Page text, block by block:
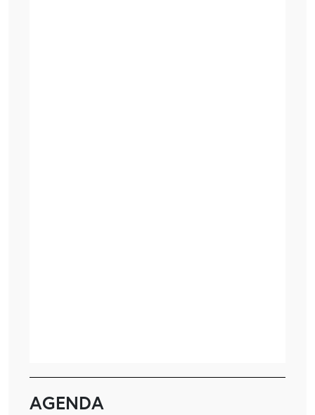
AGENDA